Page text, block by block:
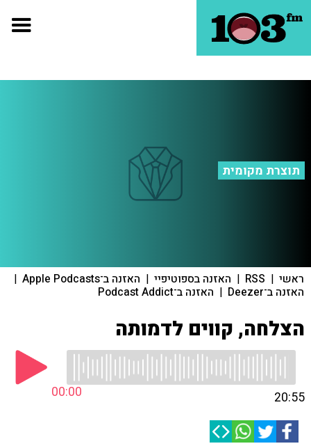
תוצרת מקומית
ראשי |
RSS
| האזנה בספוטיפיי | האזנה ב־Apple Podcasts |
האזנה ב־Deezer | האזנה ב־Podcast Addict
הצלחה, קווים לדמותה
00:00 20:55